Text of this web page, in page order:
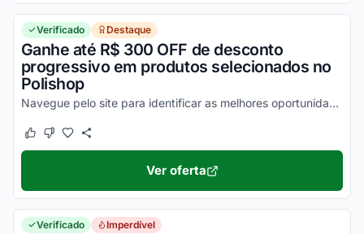
Verificado Destaque
Ganhe até R$ 300 OFF de desconto
progressivo em produtos selecionados no
Polishop
Navegue pelo site para identificar as melhores oportunidades de economizar no Polishop. Promoções e ofertas exclusivas com R$ 100 a R$ 300 OFF de desconto. Economize agora no Polis...
Este cupom funcionou
Este cupom não funcionou
Ver oferta
Verificado Imperdível